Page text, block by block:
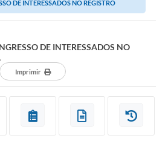
DE INTERESSADOS NO REGISTRO
DE INTERESSADOS NO
Imprimir